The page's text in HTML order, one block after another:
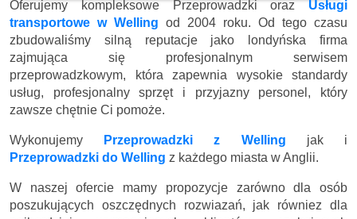
Oferujemy kompleksowe Przeprowadzki orazUsługi
transportowe w Welling od 2004 roku. Od tego czasu
zbudowaliśmy silną reputacje jako londyńska firma
zajmująca się profesjonalnym serwisem
przeprowadzkowym, która zapewnia wysokie standardy
usług, profesjonalny sprzęt i przyjazny personel, który
zawsze chętnie Ci pomoże.
Wykonujemy Przeprowadzki z Welling jak i
Przeprowadzki do Welling z każdego miasta w Anglii.
W naszej ofercie mamy propozycje zarówno dla osób
poszukujących oszczędnych rozwiazań, jak równiez dla